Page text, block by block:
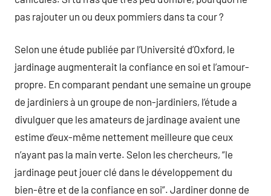
pas rajouter un ou deux pommiers dans ta cour ?
Selon une étude publiée par l’Université d’Oxford, le
jardinage augmenterait la confiance en soi et l’amour-
propre. En comparant pendant une semaine un groupe
de jardiniers à un groupe de non-jardiniers, l’étude a
divulguer que les amateurs de jardinage avaient une
estime d’eux-même nettement meilleure que ceux
n’ayant pas la main verte. Selon les chercheurs, “le
jardinage peut jouer clé dans le développement du
bien-être et de la confiance en soi”. Jardiner donne de